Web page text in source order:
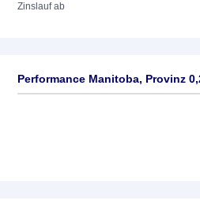
Zinslauf ab
Performance Manitoba, Provinz